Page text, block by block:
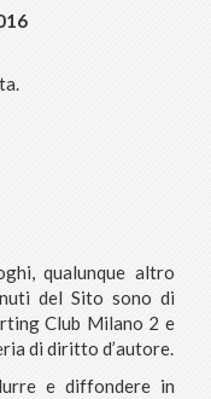
qualunque altro
del Sito sono di
Club Milano 2 e
di diritto d’autore.
e diffondere in